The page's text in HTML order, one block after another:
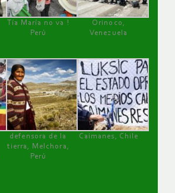
Tía María no va !
Perú
Orinoco,
Venezuela
defensora de la
tierra, Melchora,
Perú
Caimanes, Chile